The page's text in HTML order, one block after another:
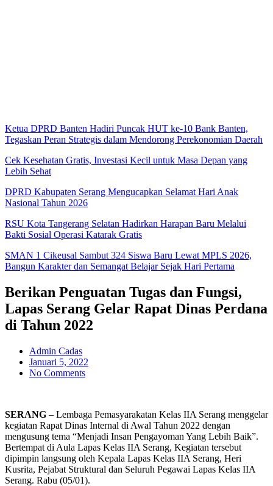
Ketua DPRD Banten Hadiri Puncak HUT ke-10 Bank Banten,
Tegaskan Peran Strategis dalam Mendorong Perekonomian Daerah
Cek Kesehatan Gratis, Investasi Kecil untuk Masa Depan yang
Lebih Sehat
DPRD Kabupaten Serang Mengucapkan Selamat Hari Anak
Nasional Tahun 2026
RSU Kota Tangerang Selatan Hadirkan Harapan Baru Melalui
Bakti Sosial Operasi Katarak Gratis
SMAN 1 Cikeusal Sambut 324 Siswa Baru Lewat MPLS 2026,
Bangun Karakter dan Semangat Belajar Sejak Hari Pertama
Berikan Penguatan Tugas dan Fungsi,
Lapas Serang Gelar Rapat Dinas Perdana
di Tahun 2022
Admin Cadas
Januari 5, 2022
No Comments
SERANG – Lembaga Pemasyarakatan Kelas IIA Serang menggelar
kegiatan Rapat Dinas Internal di Awal Tahun 2022 dengan
mengusung tema “Menjadi Insan Pengayoman Yang Lebih Baik”.
Bertempat di Aula Lapas Kelas IIA Serang, Kegiatan tersebut
dipimpin langsung oleh Kepala Lapas Kelas IIA Serang, Heri
Kusrita, Pejabat Struktural dan Seluruh Pegawai Lapas Kelas IIA
Serang. Rabu (05/01).